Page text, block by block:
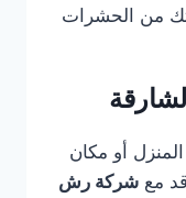
من الحشرات
أو مكان
مع شركة رش